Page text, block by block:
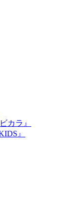
カラ』
』